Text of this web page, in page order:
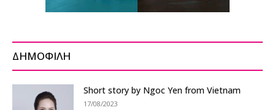
ΔΗΜΟΦΙΛΗ
Short story by Ngoc Yen from Vietnam
17/08/2023